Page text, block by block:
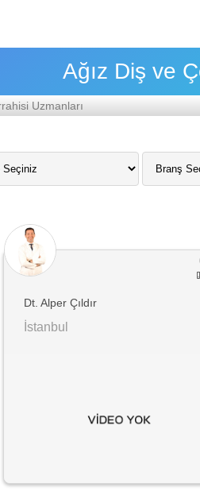
Ağız Diş ve
Uzmanları
Dt. Alper Çıldır
İstanbul